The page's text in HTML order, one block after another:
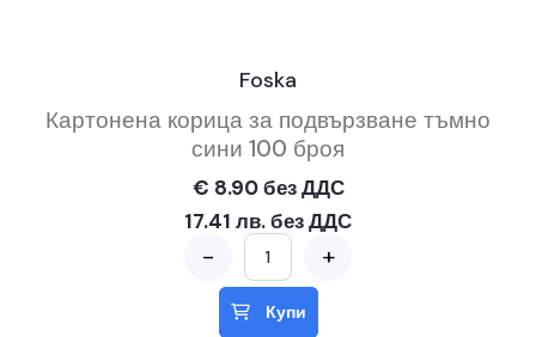
Foska
Картонена корица за подвързване тъмно
сини 100 броя
€ 8.90 без ДДС
17.41 лв. без ДДС
- +
Купи